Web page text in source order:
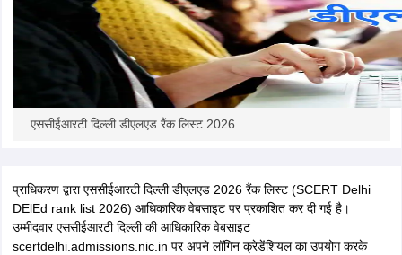
एससीईआरटी दिल्ली डीएलएड रैंक लिस्ट 2026
प्राधिकरण द्वारा एससीईआरटी दिल्ली डीएलएड 2026 रैंक लिस्ट (SCERT Delhi
DElEd rank list 2026) आधिकारिक वेबसाइट पर प्रकाशित कर दी गई है।
उम्मीदवार एससीईआरटी दिल्ली की आधिकारिक वेबसाइट
scertdelhi.admissions.nic.in पर अपने लॉगिन क्रेडेंशियल का उपयोग करके